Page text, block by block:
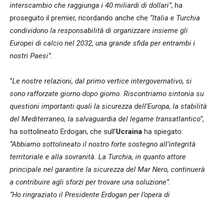
interscambio che raggiunga i 40 miliardi di dollari”, ha
proseguito il premier, ricordando anche che “Italia e Turchia
condividono la responsabilità di organizzare insieme gli
Europei di calcio nel 2032, una grande sfida per entrambi i
nostri Paesi”.
“Le nostre relazioni, dal primo vertice intergovernativo, si
sono rafforzate giorno dopo giorno. Riscontriamo sintonia su
questioni importanti quali la sicurezza dell’Europa, la stabilità
del Mediterraneo, la salvaguardia del legame transatlantico”,
ha sottolineato Erdogan, che sull’Ucraina ha spiegato:
“Abbiamo sottolineato il nostro forte sostegno all’integrità
territoriale e alla sovranità. La Turchia, in quanto attore
principale nel garantire la sicurezza del Mar Nero, continuerà
a contribuire agli sforzi per trovare una soluzione”.
“Ho ringraziato il Presidente Erdogan per l’opera di